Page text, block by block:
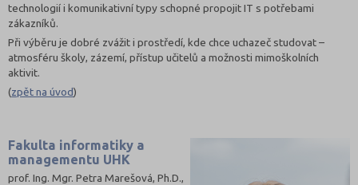
technologií i komunikativní typy schopné propojit IT s potřebami
zákazníků.
Při výběru je dobré zvážit i prostředí, kde chce uchazeč studovat –
atmosféru školy, zázemí, přístup učitelů a možnosti mimoškolních
aktivit.
(zpět na úvod)
Fakulta informatiky a
managementu UHK
prof. Ing. Mgr. Petra Marešová, Ph.D.,